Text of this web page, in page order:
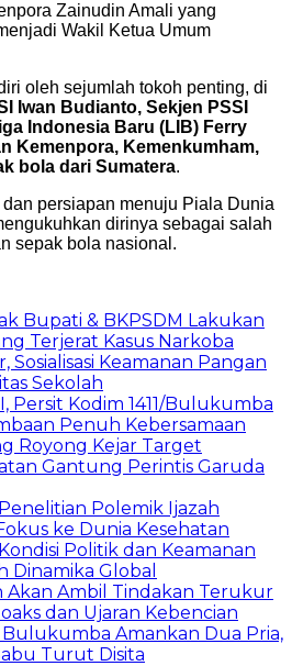
Zainudin Amali yang
Wakil Ketua Umum
oleh sejumlah tokoh penting, di
Iwan Budianto, Sekjen PSSI
Indonesia Baru (LIB) Ferry
Kemenpora, Kemenkumham,
bola dari Sumatera.
persiapan menuju Piala Dunia
dirinya sebagai salah
sepak bola nasional.
Bupati & BKPSDM Lakukan
Terjerat Kasus Narkoba
Keamanan Pangan
Sekolah
Persit Kodim 1411/Bulukumba
Penuh Kebersamaan
Royong Kejar Target
Gantung Perintis Garuda
Polemik Ijazah
ke Dunia Kesehatan
Politik dan Keamanan
Dinamika Global
Akan Ambil Tindakan Terukur
dan Ujaran Kebencian
Amankan Dua Pria,
Turut Disita